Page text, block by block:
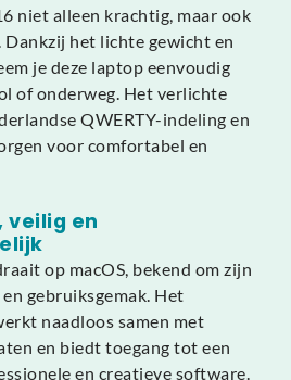
niet alleen krachtig, maar ook
het lichte gewicht en
je deze laptop eenvoudig
of onderweg. Het verlichte
QWERTY-indeling en
voor comfortabel en
veilig en
op macOS, bekend om zijn
gebruiksgemak. Het
naadloos samen met
en biedt toegang tot een
en creatieve software.